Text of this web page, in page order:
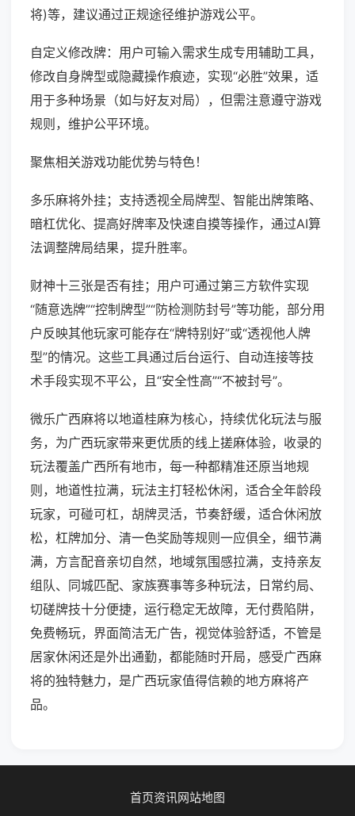
将)等，建议通过正规途径维护游戏公平。
自定义修改牌：用户可输入需求生成专用辅助工具，
修改自身牌型或隐藏操作痕迹，实现“必胜”效果，适
用于多种场景（如与好友对局），但需注意遵守游戏
规则，维护公平环境。
聚焦相关游戏功能优势与特色！
多乐麻将外挂；支持透视全局牌型、智能出牌策略、
暗杠优化、提高好牌率及快速自摸等操作，通过AI算
法调整牌局结果，提升胜率。
财神十三张是否有挂；用户可通过第三方软件实现
“随意选牌”“控制牌型”“防检测防封号”等功能，部分用
户反映其他玩家可能存在“牌特别好”或“透视他人牌
型”的情况。这些工具通过后台运行、自动连接等技
术手段实现不平公，且“安全性高”“不被封号”。
微乐广西麻将以地道桂麻为核心，持续优化玩法与服
务，为广西玩家带来更优质的线上搓麻体验，收录的
玩法覆盖广西所有地市，每一种都精准还原当地规
则，地道性拉满，玩法主打轻松休闲，适合全年龄段
玩家，可碰可杠，胡牌灵活，节奏舒缓，适合休闲放
松，杠牌加分、清一色奖励等规则一应俱全，细节满
满，方言配音亲切自然，地域氛围感拉满，支持亲友
组队、同城匹配、家族赛事等多种玩法，日常约局、
切磋牌技十分便捷，运行稳定无故障，无付费陷阱，
免费畅玩，界面简洁无广告，视觉体验舒适，不管是
居家休闲还是外出通勤，都能随时开局，感受广西麻
将的独特魅力，是广西玩家值得信赖的地方麻将产
品。
首页资讯网站地图